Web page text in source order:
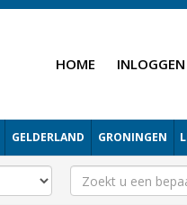
HOME INLOGGEN
GELDERLAND GRONINGEN